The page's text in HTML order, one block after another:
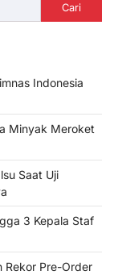
Cari
Indonesia
Minyak Meroket
Saat Uji
3 Kepala Staf
Rekor Pre-Order